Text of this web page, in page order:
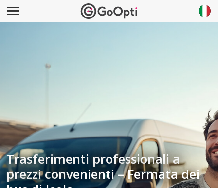
Trasferimenti professionali a
prezzi convenienti – Fermata dei